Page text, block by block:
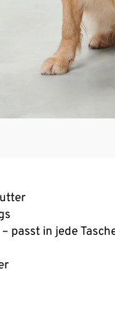
passt in jede